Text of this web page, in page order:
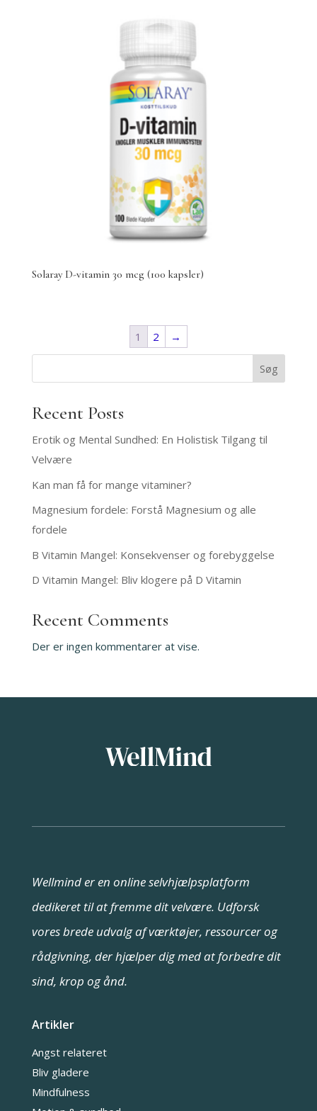
Solaray D-vitamin 30 mcg (100 kapsler)
1 2 →
Søg
Recent Posts
Erotik og Mental Sundhed: En Holistisk Tilgang til
Velvære
Kan man få for mange vitaminer?
Magnesium fordele: Forstå Magnesium og alle
fordele
B Vitamin Mangel: Konsekvenser og forebyggelse
D Vitamin Mangel: Bliv klogere på D Vitamin
Recent Comments
Der er ingen kommentarer at vise.
Wellmind er en online selvhjælpsplatform
dedikeret til at fremme dit velvære. Udforsk
vores brede udvalg af værktøjer, ressourcer og
rådgivning, der hjælper dig med at forbedre dit
sind, krop og ånd.
Artikler
Angst relateret
Bliv gladere
Mindfulness